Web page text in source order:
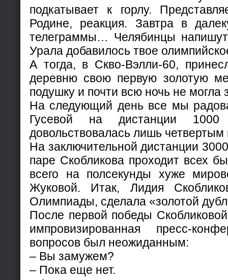
подкатывает к горлу.
Родине, реакция. Завтра в
телеграммы… Челябинцы
Урала добавилось твое
А тогда, в Скво-Вэлли-60,
деревню свою первую золотую
подушку и почти всю ночь не могла
На следующий день все мы
Гусевой на дистанции
довольствовалась лишь
На заключительной дистанции
паре Скобликова проходит всех
всего на полсекунды хуже
Жуковой. Итак, Лидия
Олимпиады, сделала «золотой
После первой победы
импровизированная пресс-
вопросов был неожиданным:
– Вы замужем?
– Пока еще нет.